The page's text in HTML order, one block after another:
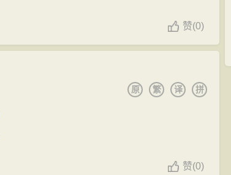
赞(0)
拼
译
繁
原
赞(0)